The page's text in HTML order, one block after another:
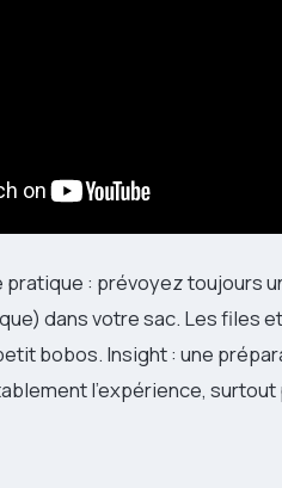
pratique : prévoyez toujours
dans votre sac. Les files
bobos. Insight : une
l’expérience,